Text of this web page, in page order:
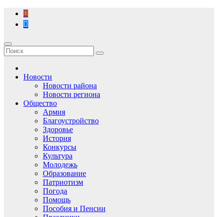
Перейти
содержимому
Новости
Новости района
Новости региона
Общество
Армия
Благоустройство
Здоровье
История
Конкурсы
Культура
Молодежь
Образование
Патриотизм
Погода
Помощь
Пособия и Пенсии